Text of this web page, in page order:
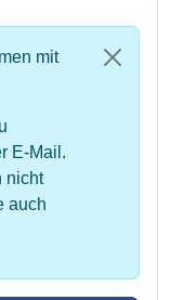
mit
E-Mail.
nicht
auch